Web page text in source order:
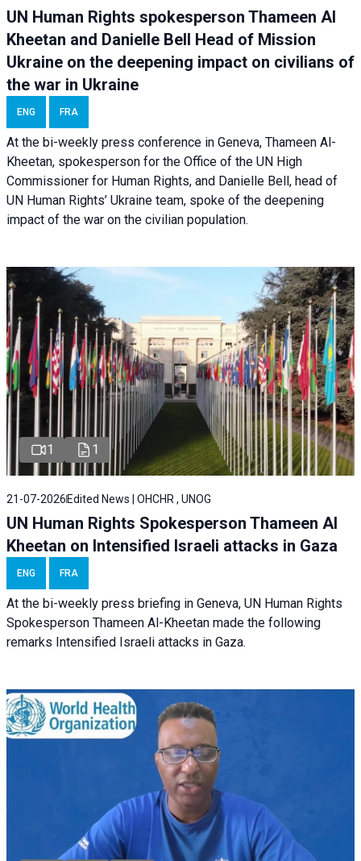
UN Human Rights spokesperson Thameen Al
Kheetan and Danielle Bell Head of Mission
Ukraine on the deepening impact on civilians of
the war in Ukraine
ENG FRA
At the bi-weekly press conference in Geneva, Thameen Al-
Kheetan, spokesperson for the Office of the UN High
Commissioner for Human Rights, and Danielle Bell, head of
UN Human Rights’ Ukraine team, spoke of the deepening
impact of the war on the civilian population.
1 1
21-07-2026 Edited News | OHCHR , UNOG
UN Human Rights Spokesperson Thameen Al
Kheetan on Intensified Israeli attacks in Gaza
ENG FRA
At the bi-weekly press briefing in Geneva, UN Human Rights
Spokesperson Thameen Al-Kheetan made the following
remarks Intensified Israeli attacks in Gaza.